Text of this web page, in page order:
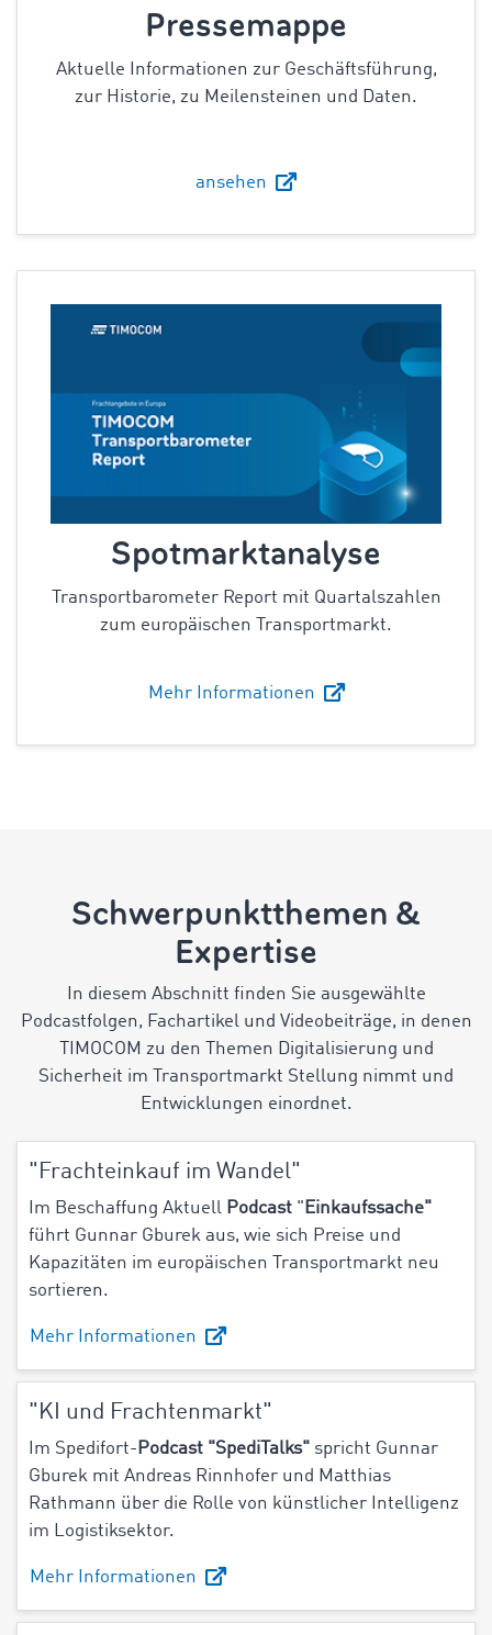
Pressemappe
Aktuelle Informationen zur Geschäftsführung,
zur Historie, zu Meilensteinen und Daten.
ansehen
Spotmarktanalyse
Transportbarometer Report mit Quartalszahlen
zum europäischen Transportmarkt.
Mehr Informationen
Schwerpunktthemen &
Expertise
In diesem Abschnitt finden Sie ausgewählte
Podcastfolgen, Fachartikel und Videobeiträge, in denen
TIMOCOM zu den Themen Digitalisierung und
Sicherheit im Transportmarkt Stellung nimmt und
Entwicklungen einordnet.
"Frachteinkauf im Wandel"
Im Beschaffung Aktuell Podcast " Einkaufssache"
führt Gunnar Gburek aus, wie sich Preise und
Kapazitäten im europäischen Transportmarkt neu
sortieren.
Mehr Informationen
"KI und Frachtenmarkt"
Im Spedifort- Podcast "SpediTalks" spricht Gunnar
Gburek mit Andreas Rinnhofer und Matthias
Rathmann über die Rolle von künstlicher Intelligenz
im Logistiksektor.
Mehr Informationen